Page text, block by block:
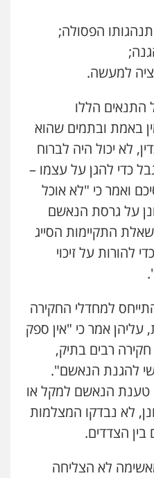
הפסולה;
למעשה.
התנאים הללו
באמת ובתמים שהוא
לא יכול היה לברוח
כדי להגן על עצמו –
ואמר כי "לא אוכל
על גרסת הנאשם
התקיימות הסייג
להורות על זיכוי
למחדלי החקירה
אמר כי "אין ספק
רבים בתיק,
להגנת הנאשם".
טענת הנאשם למקל או
לא נבדקו המצלמות
בין הצדדים.
לא הצליחה